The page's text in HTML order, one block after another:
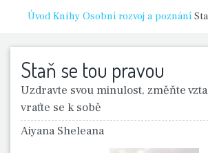
Úvod Knihy Osobní rozvoj a poznání
Staň se tou pravou
Uzdravte svou minulost, změňte
vraťte se k sobě
Aiyana Sheleana